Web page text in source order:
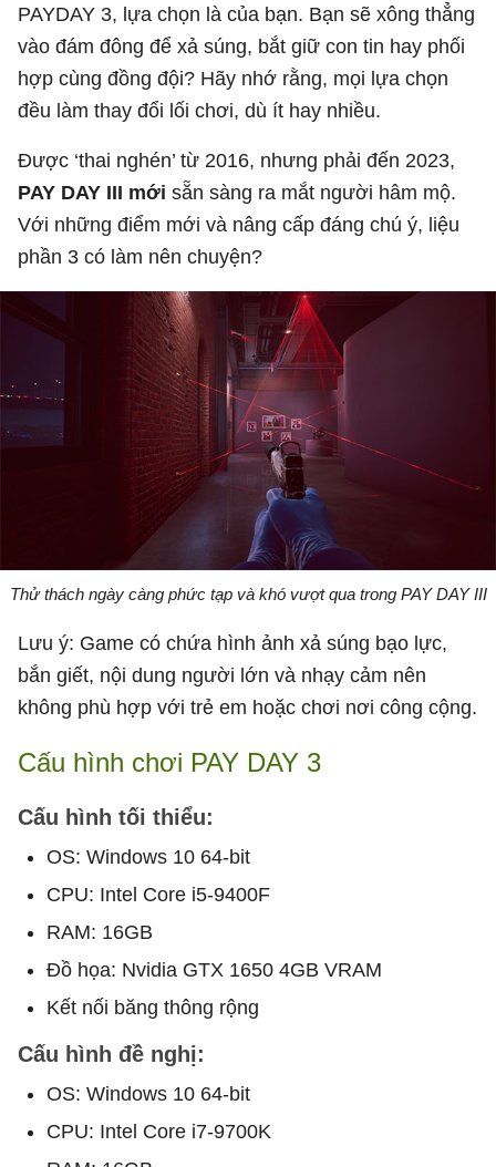
PAYDAY 3, lựa chọn là của bạn. Bạn sẽ xông thẳng
vào đám đông để xả súng, bắt giữ con tin hay phối
hợp cùng đồng đội? Hãy nhớ rằng, mọi lựa chọn
đều làm thay đổi lối chơi, dù ít hay nhiều.
Được ‘thai nghén’ từ 2016, nhưng phải đến 2023,
PAY DAY III mới sẵn sàng ra mắt người hâm mộ.
Với những điểm mới và nâng cấp đáng chú ý, liệu
phần 3 có làm nên chuyện?
Thử thách ngày càng phức tạp và khó vượt qua trong PAY DAY III
Lưu ý: Game có chứa hình ảnh xả súng bạo lực,
bắn giết, nội dung người lớn và nhạy cảm nên
không phù hợp với trẻ em hoặc chơi nơi công cộng.
Cấu hình chơi PAY DAY 3
Cấu hình tối thiểu:
OS: Windows 10 64-bit
CPU: Intel Core i5-9400F
RAM: 16GB
Đồ họa: Nvidia GTX 1650 4GB VRAM
Kết nối băng thông rộng
Cấu hình đề nghị:
OS: Windows 10 64-bit
CPU: Intel Core i7-9700K